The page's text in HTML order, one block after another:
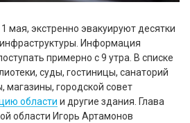
мая, экстренно эвакуируют десятки
Информация
примерно с 9 утра. В списке
суды, гостиницы, санаторий
магазины, городской совет
области и другие здания. Глава
области Игорь Артамонов